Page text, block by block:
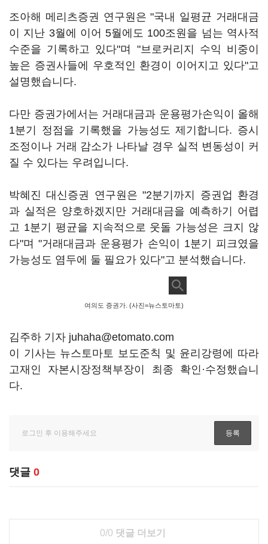
조아해 메리츠증권 연구원은 "국내 일평균 거래대금
이 지난 3월에 이어 5월에도 100조원을 넘는 역사적
수준을 기록하고 있다"며 "브로커리지 수익 비중이
높은 증권사들에 우호적인 환경이 이어지고 있다"고
설명했습니다.
다만 증권가에서는 거래대금과 운용평가손익이 올해
1분기 정점을 기록했을 가능성도 제기합니다. 증시
조정이나 거래 감소가 나타날 경우 실적 변동성이 커
질 수 있다는 우려입니다.
박혜진 대신증권 연구원은 "2분기까지 증권업 환경
과 실적은 양호하겠지만 거래대금을 예측하기 어렵
고 1분기 평균을 지속적으로 웃돌 가능성은 크지 않
다"며 "거래대금과 운용평가 손익이 1분기 피크였을
가능성도 염두에 둘 필요가 있다"고 분석했습니다.
여의도 증권가. (사진=뉴스토마토)
김주하 기자 juhaha@etomato.com
이 기사는 뉴스토마토 보도준칙 및 윤리강령에 따라
고재인 자본시장정책부장이 최종 확인·수정했습니
다.
댓글 0
0/0 댓글 더보기